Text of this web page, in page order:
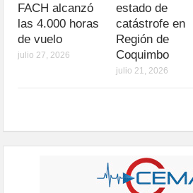
FACH alcanzó
las 4.000 horas
de vuelo
julio 27, 2026
estado de
catástrofe en
Región de
Coquimbo
julio 21, 2026